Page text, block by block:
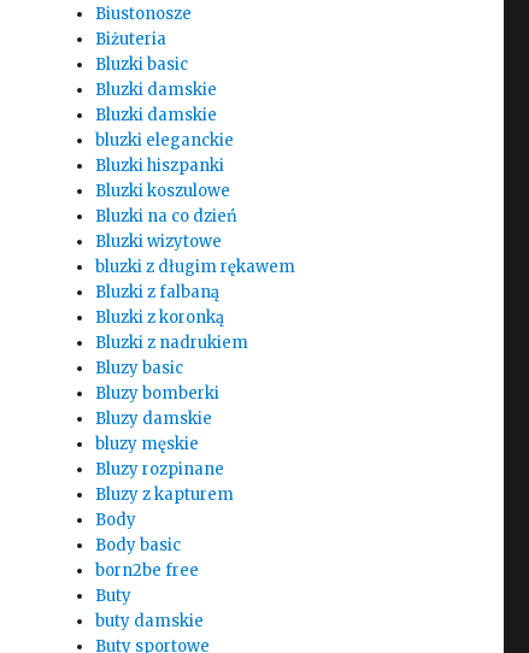
Biustonosze
Biżuteria
Bluzki basic
Bluzki damskie
Bluzki damskie
bluzki eleganckie
Bluzki hiszpanki
Bluzki koszulowe
Bluzki na co dzień
Bluzki wizytowe
bluzki z długim rękawem
Bluzki z falbaną
Bluzki z koronką
Bluzki z nadrukiem
Bluzy basic
Bluzy bomberki
Bluzy damskie
bluzy męskie
Bluzy rozpinane
Bluzy z kapturem
Body
Body basic
born2be free
Buty
buty damskie
Buty sportowe